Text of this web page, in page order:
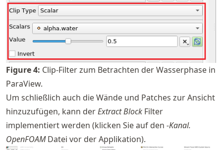
Figure4: Clip-Filter zum Betrachten der Wasserphase in
ParaView.
Um schließlich auch die Wände und Patches zur Ansicht
hinzuzufügen, kann derExtract Block Filter
implementiert werden (klicken Sie auf den -Kanal.
OpenFOAMDatei vor der Applikation).